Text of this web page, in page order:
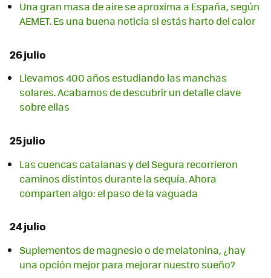
Una gran masa de aire se aproxima a España, según
AEMET. Es una buena noticia si estás harto del calor
26 julio
Llevamos 400 años estudiando las manchas
solares. Acabamos de descubrir un detalle clave
sobre ellas
25 julio
Las cuencas catalanas y del Segura recorrieron
caminos distintos durante la sequía. Ahora
comparten algo: el paso de la vaguada
24 julio
Suplementos de magnesio o de melatonina, ¿hay
una opción mejor para mejorar nuestro sueño?